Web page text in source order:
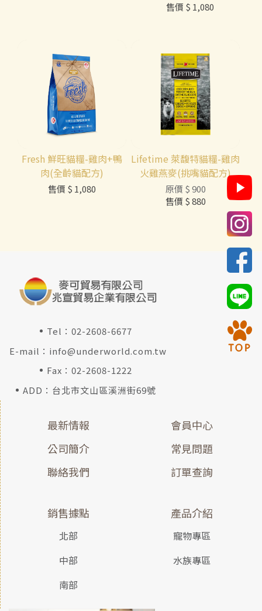
售價 $ 1,080
Fresh 鮮旺貓糧-雞肉+鴨
肉(全齡貓配方)
售價 $ 1,080
Lifetime 萊馥特貓糧-雞肉
火雞燕麥(挑嘴貓配方)
原價 $ 900
售價 $ 880
Tel：02-2608-6677
E-mail： info@underworld.com.tw
Fax：02-2608-1222
ADD：台北市文山區溪洲街69號
最新情報
公司簡介
聯絡我們
會員中心
常見問題
訂單查詢
銷售據點
北部
中部
南部
產品介紹
寵物專區
水族專區